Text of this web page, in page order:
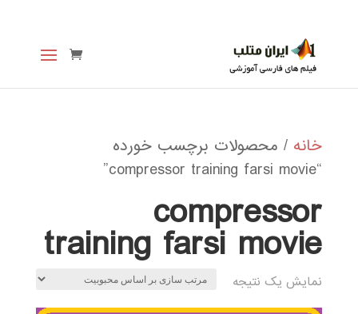
خانه / محصولات برچسب خورده
“compressor training farsi movie”
compressor
training farsi movie
نمایش یک نتیجه